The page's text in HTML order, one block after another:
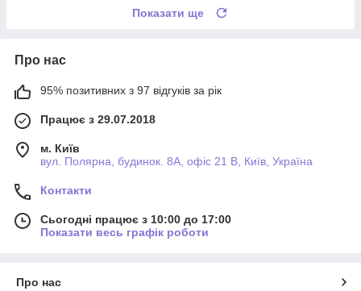
Показати ще
Про нас
95% позитивних з 97 відгуків за рік
Працює з 29.07.2018
м. Київ
вул. Полярна, будинок. 8А, офіс 21 В, Київ, Україна
Контакти
Сьогодні працює з 10:00 до 17:00
Показати весь графік роботи
Про нас